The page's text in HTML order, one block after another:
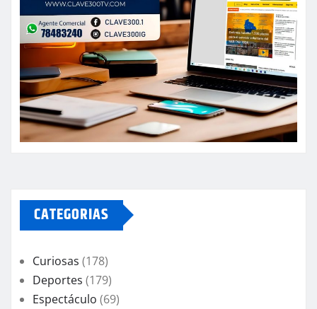
CATEGORIAS
Curiosas (178)
Deportes (179)
Espectáculo (69)